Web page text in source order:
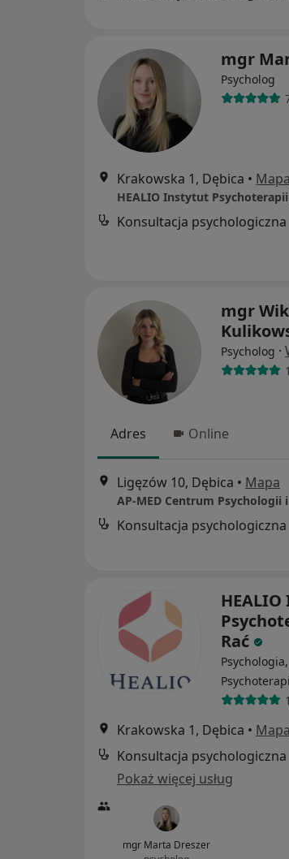
mgr
Psycholog
Krakowska 1, Dębica • Mapa
HEALIO Instytut Psychoterapii
Konsultacja psychologiczna
mgr
Psycholog ·
Adres Online
Ligęzów 10, Dębica • Mapa
Konsultacja psychologiczna
Rać
Krakowska 1, Dębica • Mapa
Konsultacja psychologiczna
Pokaż więcej usług
mgr Marta Dreszer